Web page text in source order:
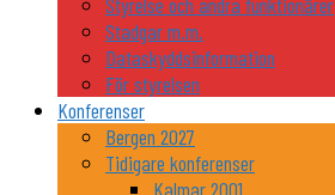
Stadgar m.m.
Dataskyddsinformation
För styrelsen
Konferenser
Bergen 2027
Tidigare konferenser
Kalmar 2001